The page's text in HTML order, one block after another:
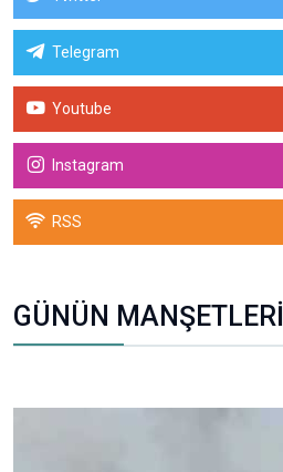
Telegram
Youtube
Instagram
RSS
GÜNÜN MANŞETLERİ